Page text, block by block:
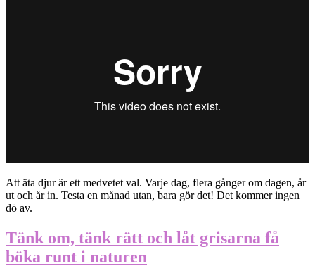
Att äta djur är ett medvetet val. Varje dag, flera gånger om dagen, år
ut och år in. Testa en månad utan, bara gör det! Det kommer ingen
dö av.
Tänk om, tänk rätt och låt grisarna få
böka runt i naturen